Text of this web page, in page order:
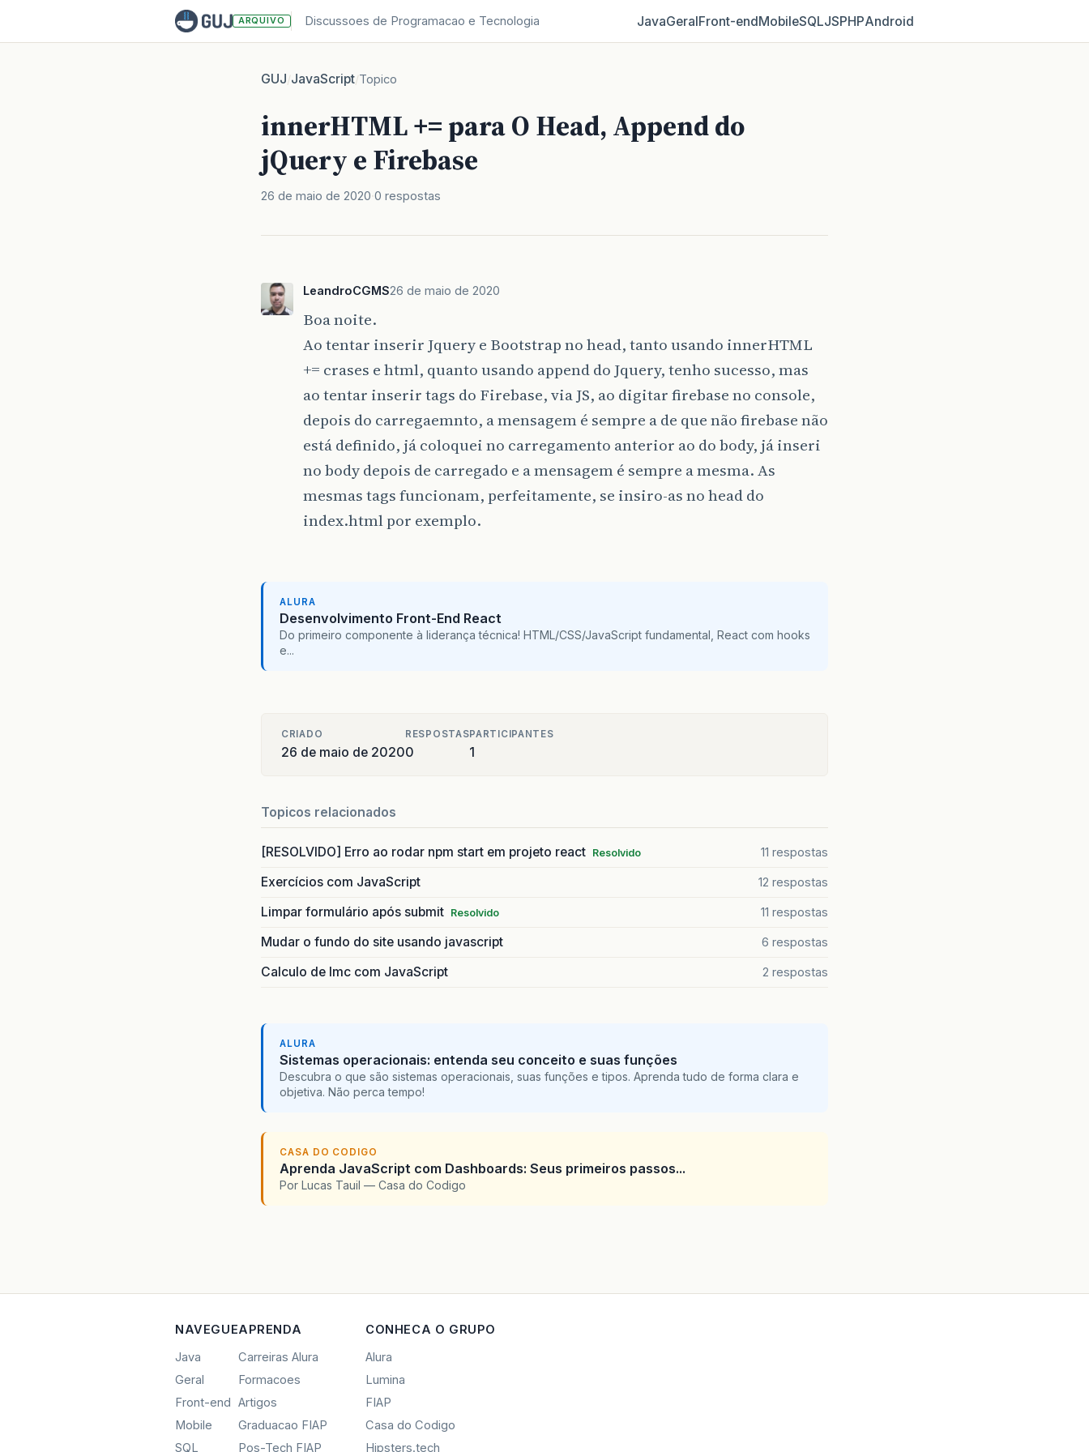
ARQUIVO Discussoes de Programacao e Tecnologia JavaGeralFront‑endMobileSQLJSPHPAndroid
GUJ/JavaScript/Topico
innerHTML += para O Head, Append do
jQuery e Firebase
26 de maio de 2020 0 respostas
LeandroCGMS26 de maio de 2020
Boa noite.
Ao tentar inserir Jquery e Bootstrap no head, tanto usando innerHTML
+= crases e html, quanto usando append do Jquery, tenho sucesso, mas
ao tentar inserir tags do Firebase, via JS, ao digitar firebase no console,
depois do carregaemnto, a mensagem é sempre a de que não firebase não
está definido, já coloquei no carregamento anterior ao do body, já inseri
no body depois de carregado e a mensagem é sempre a mesma. As
mesmas tags funcionam, perfeitamente, se insiro-as no head do
index.html por exemplo.
ALURA
Desenvolvimento Front-End React
Do primeiro componente à liderança técnica! HTML/CSS/JavaScript fundamental, React com hooks
e...
CRIADO
26 de maio de 2020
RESPOSTAS
0
PARTICIPANTES
1
Topicos relacionados
[RESOLVIDO] Erro ao rodar npm start em projeto react Resolvido 11 respostas
Exercícios com JavaScript 12 respostas
Limpar formulário após submit Resolvido 11 respostas
Mudar o fundo do site usando javascript 6 respostas
Calculo de Imc com JavaScript 2 respostas
ALURA
Sistemas operacionais: entenda seu conceito e suas funções
Descubra o que são sistemas operacionais, suas funções e tipos. Aprenda tudo de forma clara e
objetiva. Não perca tempo!
CASA DO CODIGO
Aprenda JavaScript com Dashboards: Seus primeiros passos...
Por Lucas Tauil — Casa do Codigo
NAVEGUE
Java
Geral
Front-end
Mobile
SQL
APRENDA
Carreiras Alura
Formacoes
Artigos
Graduacao FIAP
Pos-Tech FIAP
CONHECA O GRUPO
Alura
Lumina
FIAP
Casa do Codigo
Hipsters.tech